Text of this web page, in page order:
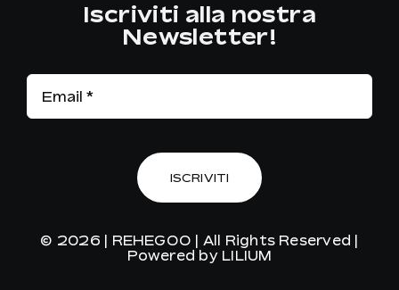
Iscriviti alla nostra
Newsletter!
ISCRIVITI
© 2026 | REHEGOO | All Rights Reserved |
Powered by LILIUM